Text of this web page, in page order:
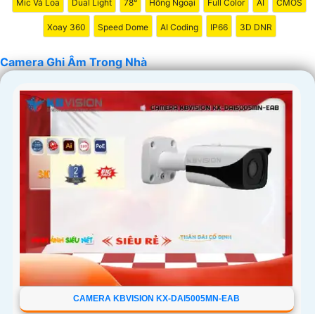
chắn hơn chất lượng sản phẩm và dịch vụ hỗ trợ sau bán
hàng tốt.
Mic Và Loa Dual Light 78° Hồng Ngoại Full Color AI CMOS
Xoay 360 Speed Dome AI Coding IP66 3D DNR
Camera Ghi Âm Trong Nhà
CAMERA KBVISION KX-DAI5005MN-EAB